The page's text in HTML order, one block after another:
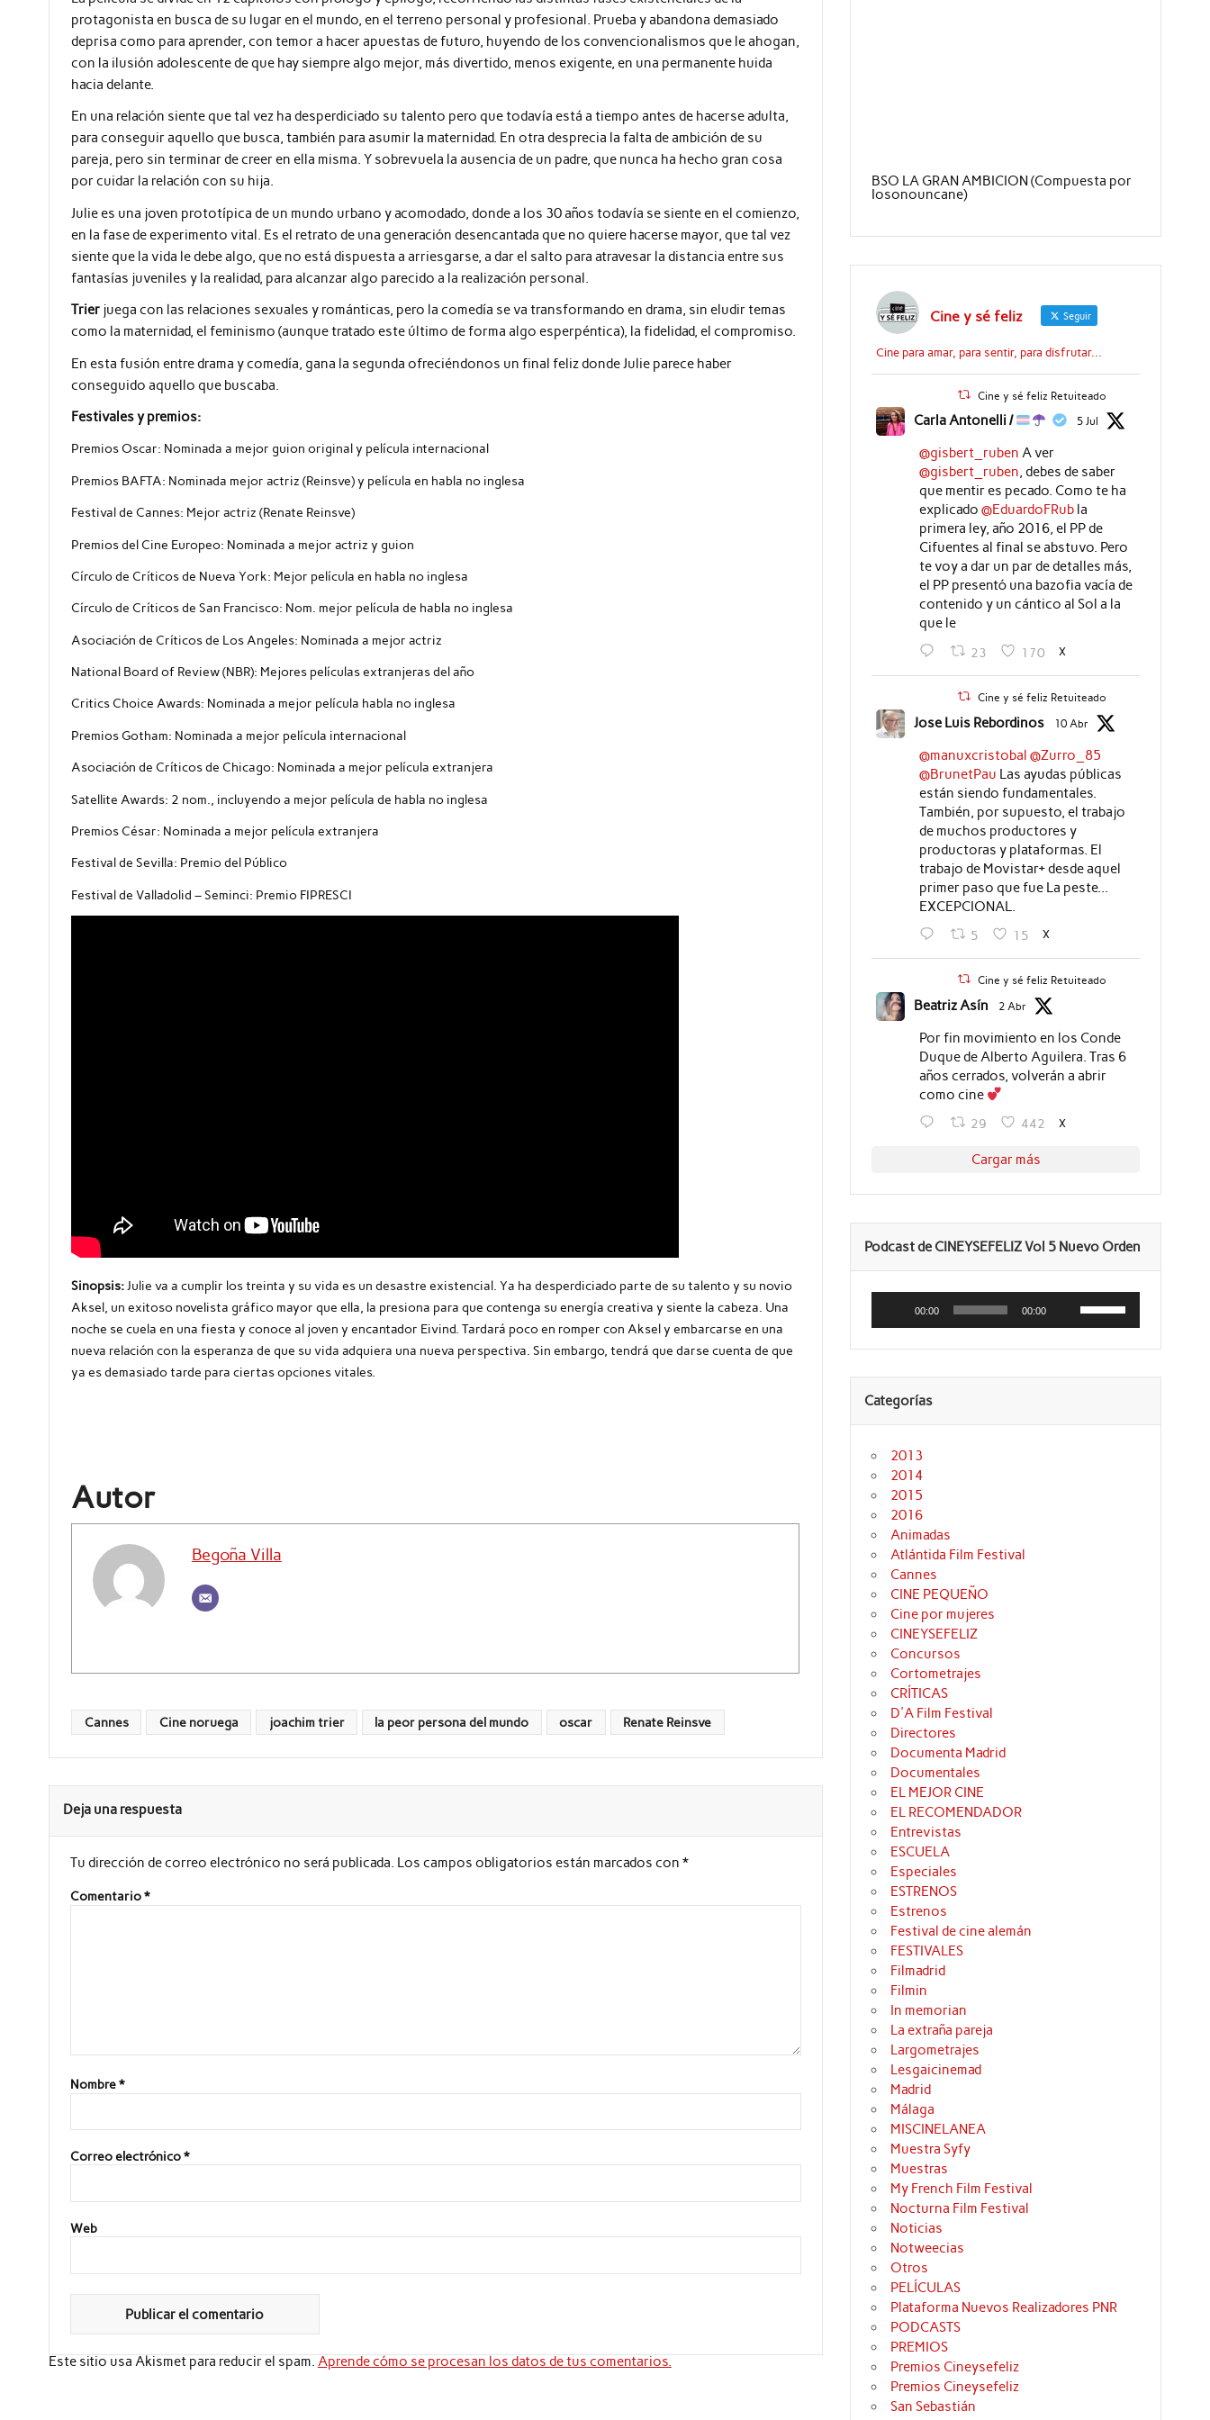
protagonista en busca de su lugar en el mundo, en el terreno personal y profesional. Prueba y abandona demasiado
deprisa como para aprender, con temor a hacer apuestas de futuro, huyendo de los convencionalismos que le ahogan,
con la ilusión adolescente de que hay siempre algo mejor, más divertido, menos exigente, en una permanente huida
hacia delante.
En una relación siente que tal vez ha desperdiciado su talento pero que todavía está a tiempo antes de hacerse adulta,
para conseguir aquello que busca, también para asumir la maternidad. En otra desprecia la falta de ambición de su
pareja, pero sin terminar de creer en ella misma. Y sobrevuela la ausencia de un padre, que nunca ha hecho gran cosa
por cuidar la relación con su hija.
Julie es una joven prototípica de un mundo urbano y acomodado, donde a los 30 años todavía se siente en el comienzo,
en la fase de experimento vital. Es el retrato de una generación desencantada que no quiere hacerse mayor, que tal vez
siente que la vida le debe algo, que no está dispuesta a arriesgarse, a dar el salto para atravesar la distancia entre sus
fantasías juveniles y la realidad, para alcanzar algo parecido a la realización personal.
Trier juega con las relaciones sexuales y románticas, pero la comedía se va transformando en drama, sin eludir temas
como la maternidad, el feminismo (aunque tratado este último de forma algo esperpéntica), la fidelidad, el compromiso.
En esta fusión entre drama y comedía, gana la segunda ofreciéndonos un final feliz donde Julie parece haber
conseguido aquello que buscaba.
Festivales y premios:
Premios Oscar: Nominada a mejor guion original y película internacional
Premios BAFTA: Nominada mejor actriz (Reinsve) y película en habla no inglesa
Festival de Cannes: Mejor actriz (Renate Reinsve)
Premios del Cine Europeo: Nominada a mejor actriz y guion
Círculo de Críticos de Nueva York: Mejor película en habla no inglesa
Círculo de Críticos de San Francisco: Nom. mejor película de habla no inglesa
Asociación de Críticos de Los Angeles: Nominada a mejor actriz
National Board of Review (NBR): Mejores películas extranjeras del año
Critics Choice Awards: Nominada a mejor película habla no inglesa
Premios Gotham: Nominada a mejor película internacional
Asociación de Críticos de Chicago: Nominada a mejor película extranjera
Satellite Awards: 2 nom., incluyendo a mejor película de habla no inglesa
Premios César: Nominada a mejor película extranjera
Festival de Sevilla: Premio del Público
Festival de Valladolid – Seminci: Premio FIPRESCI
Sinopsis:Julie va a cumplir los treinta y su vida es un desastre existencial. Ya ha desperdiciado parte de su talento y su novio
Aksel, un exitoso novelista gráfico mayor que ella, la presiona para que contenga su energía creativa y siente la cabeza. Una
noche se cuela en una fiesta y conoce al joven y encantador Eivind. Tardará poco en romper con Aksel y embarcarse en una
nueva relación con la esperanza de que su vida adquiera una nueva perspectiva. Sin embargo, tendrá que darse cuenta de que
ya es demasiado tarde para ciertas opciones vitales.
Autor
Begoña Villa
Cannes Cine noruega joachim trier la peor persona del mundo oscar Renate Reinsve
Deja una respuesta
Tu dirección de correo electrónico no será publicada. Los campos obligatorios están marcados con *
Comentario*
Nombre*
Correo electrónico*
Web
Este sitio usa Akismet para reducir el spam. Aprende cómo se procesan los datos de tus comentarios.
BSO LA GRAN AMBICION (Compuesta por
Iosonouncane)
Cine y sé feliz Seguir
Cine para amar, para sentir, para disfrutar...
Cine y sé feliz Retuiteado
Carla Antonelli / 5 Jul
@gisbert_ruben A ver
@gisbert_ruben, debes de saber
que mentir es pecado. Como te ha
explicado @EduardoFRubla
primera ley, año 2016, el PP de
Cifuentes al final se abstuvo. Pero
te voy a dar un par de detalles más,
el PP presentó una bazofia vacía de
contenido y un cántico al Sol a la
que le
23 170 X
Cine y sé feliz Retuiteado
Jose Luis Rebordinos 10 Abr
@manuxcristobal @Zurro_85
@BrunetPau Las ayudas públicas
están siendo fundamentales.
También, por supuesto, el trabajo
de muchos productores y
productoras y plataformas. El
trabajo de Movistar+ desde aquel
primer paso que fue La peste...
EXCEPCIONAL.
5 15 X
Cine y sé feliz Retuiteado
Beatriz Asín 2 Abr
Por fin movimiento en los Conde
Duque de Alberto Aguilera. Tras 6
años cerrados, volverán a abrir
como cine
29 442 X
Cargar más
Podcast de CINEYSEFELIZ Vol 5 Nuevo Orden
Reproductor
audio
00:00 00:00
las
teclas
flecha
para
Categorías
2013
2014
2015
2016
Animadas
Atlántida Film Festival
Cannes
CINE PEQUEÑO
Cine por mujeres
CINEYSEFELIZ
Concursos
Cortometrajes
CRÍTICAS
D'A Film Festival
Directores
Documenta Madrid
Documentales
EL MEJOR CINE
EL RECOMENDADOR
Entrevistas
ESCUELA
Especiales
ESTRENOS
Estrenos
Festival de cine alemán
FESTIVALES
Filmadrid
Filmin
In memorian
La extraña pareja
Largometrajes
Lesgaicinemad
Madrid
Málaga
MISCINELANEA
Muestra Syfy
Muestras
My French Film Festival
Nocturna Film Festival
Noticias
Notweecias
Otros
PELÍCULAS
Plataforma Nuevos Realizadores PNR
PODCASTS
PREMIOS
Premios Cineysefeliz
Premios Cineysefeliz
San Sebastián